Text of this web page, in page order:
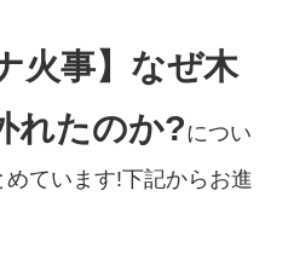
火事】なぜ木
れたのか?につい
ています!下記からお進